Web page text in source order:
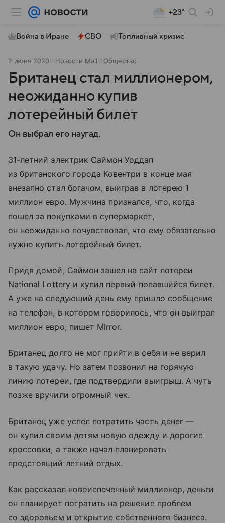
+23°
Война в Иране СВО Топливный кризис
2 июня 2020 Новости Mail Общество
Британец стал миллионером,
неожиданно купив
лотерейный билет
Он выбрал его наугад.
31-летний электрик Саймон Уоддап
из британского города Ковентри в конце мая
внезапно стал богачом, выиграв в лотерею 1
миллион евро. Мужчина признался, что, когда
пошел за покупками в супермаркет,
он неожиданно почувствовал, что ему обязательно
нужно купить лотерейный билет.
Придя домой, Саймон зашел на сайт лотереи
National Lottery и купил первый попавшийся билет.
А уже на следующий день ему пришло сообщение
на телефон, в котором говорилось, что он выиграл
миллион евро, пишет Mirror.
Британец долго не мог прийти в себя и не верил
в такую удачу. Но затем позвонил на горячую
линию лотереи, где подтвердили выигрыш. А чуть
позже вручили огромный чек.
Британец уже успел потратить часть денег —
он купил своим детям новую одежду и дорогие
кроссовки, а также начал планировать
предстоящий летний отдых.
Как рассказал новоиспеченный миллионер, деньги
он планирует потратить на решение проблем
со здоровьем и открытие собственного бизнеса.